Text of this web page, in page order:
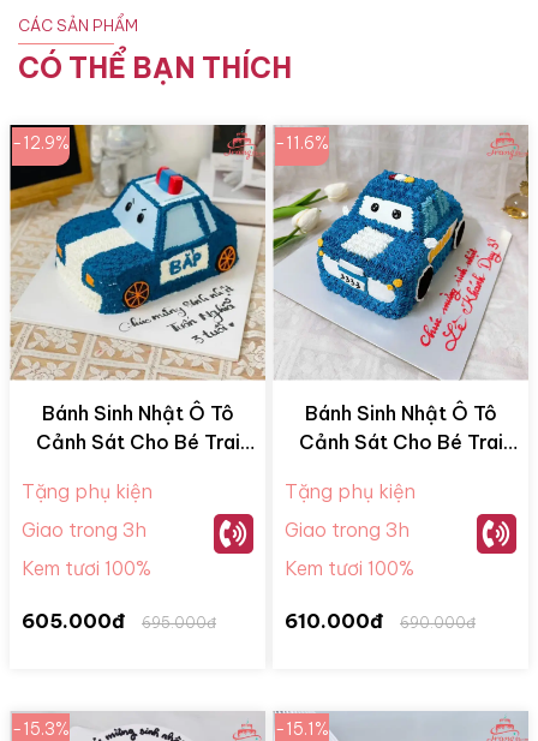
CÁC SẢN PHẨM
CÓ THỂ BẠN THÍCH
-12.9%
Bánh Sinh Nhật Ô Tô
Cảnh Sát Cho Bé Trai
Tặng phụ kiện
Giao trong 3h
Kem tươi 100%
605.000đ 695.000đ
-11.6%
Bánh Sinh Nhật Ô Tô
Cảnh Sát Cho Bé Trai
Tặng phụ kiện
Giao trong 3h
Kem tươi 100%
610.000đ 690.000đ
-15.3% -15.1%